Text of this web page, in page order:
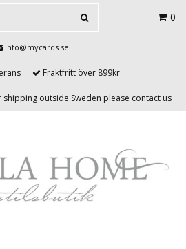
0
info@mycards.se
Fraktfritt över 899kr
shipping outside Sweden please contact us